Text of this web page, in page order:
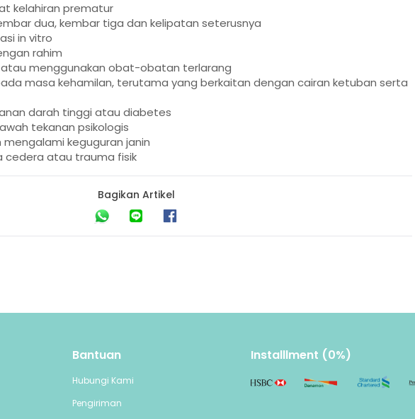
kelahiran prematur
dua, kembar tiga dan kelipatan seterusnya
in vitro
rahim
menggunakan obat-obatan terlarang
masa kehamilan, terutama yang berkaitan dengan cairan ketuban serta
darah tinggi atau diabetes
tekanan psikologis
keguguran janin
cedera atau trauma fisik
Bagikan Artikel
Bantuan
Hubungi Kami
Pengiriman
Installlment (0%)